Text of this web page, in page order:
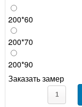
200*60
200*70
200*90
Заказать замер